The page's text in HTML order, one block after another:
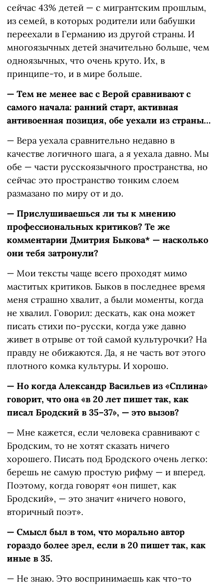
сейчас 43% детей — с мигрантским прошлым,
из семей, в которых родители или бабушки
переехали в Германию из другой страны. И
многоязычных детей значительно больше, чем
одноязычных, что очень круто. Их, в
принципе-то, и в мире больше.
— Тем не менее вас с Верой сравнивают с
самого начала: ранний старт, активная
антивоенная позиция, обе уехали из страны…
— Вера уехала сравнительно недавно в
качестве логичного шага, а я уехала давно. Мы
обе — части русскоязычного пространства, но
сейчас это пространство тонким слоем
размазано по миру от и до.
— Прислушиваешься ли ты к мнению
профессиональных критиков? Те же
комментарии Дмитрия Быкова* — насколько
они тебя затронули?
— Мои тексты чаще всего проходят мимо
маститых критиков. Быков в последнее время
меня страшно хвалит, а были моменты, когда
не хвалил. Говорил: дескать, как она может
писать стихи по-русски, когда уже давно
живет в отрыве от той самой культурочки? На
правду не обижаются. Да, я не часть вот этого
плотного комка культуры. И хорошо.
— Но когда Александр Васильев из «Сплина»
говорит, что она «в 20 лет пишет так, как
писал Бродский в 35–37», — это вызов?
— Мне кажется, если человека сравнивают с
Бродским, то не хотят сказать ничего
хорошего. Писать под Бродского очень легко:
берешь не самую простую рифму — и вперед.
Поэтому, когда говорят «он пишет, как
Бродский», — это значит «ничего нового,
вторичный поэт».
— Смысл был в том, что морально автор
гораздо более зрел, если в 20 пишет так, как
иные в 35.
— Не знаю. Это воспринимаешь как что-то